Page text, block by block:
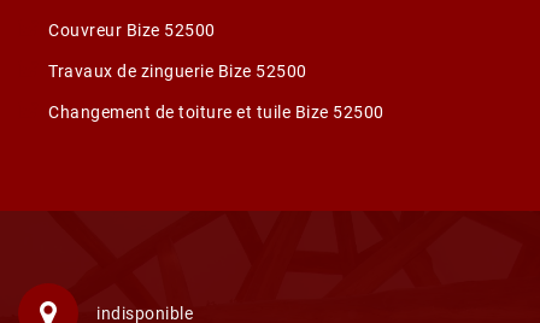
Couvreur Bize 52500
Travaux de zinguerie Bize 52500
Changement de toiture et tuile Bize 52500
indisponible